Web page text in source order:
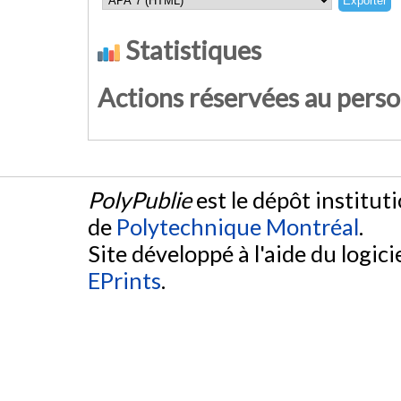
research, significant gaps remain. Walking is
literature on TOD typology. If multiple TOD
quality of the pedestrian environment, it should be
other than those for which they were developed.
for drawing conclusions for the regions for which
Statistiques
Actions réservées au
PolyPublieest le dépôt
de Polytechnique Montréal.
Site développé à l'aide du
EPrints.